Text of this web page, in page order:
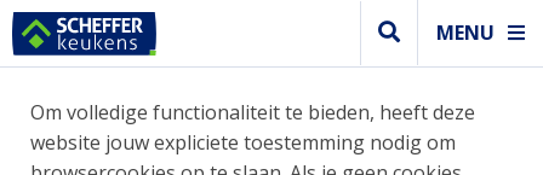
MENU
WEBSHOP BESTELLINGEN
Je kan tijdelijk geen bestelling plaatsen. Wil je je
vast oriënteren? Vergelijk eenvoudig apparaten
Om volledige functionaliteit te bieden, heeft deze
website jouw expliciete toestemming nodig om